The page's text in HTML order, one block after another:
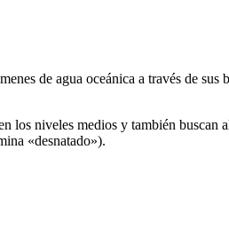
de agua oceánica a través de
niveles medios y también buscan
«desnatado»).